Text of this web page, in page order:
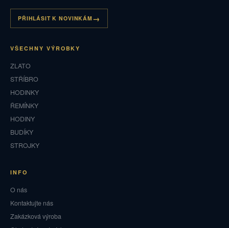
PŘIHLÁSIT K NOVINKÁM
VŠECHNY VÝROBKY
ZLATO
STŘÍBRO
HODINKY
ŘEMÍNKY
HODINY
BUDÍKY
STROJKY
INFO
O nás
Kontaktujte nás
Zakázková výroba